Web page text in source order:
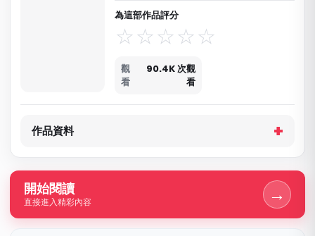
為這部作品評分
觀
看
90.4K 次觀
看
作品資料
開始閱讀
直接進入精彩內容 →